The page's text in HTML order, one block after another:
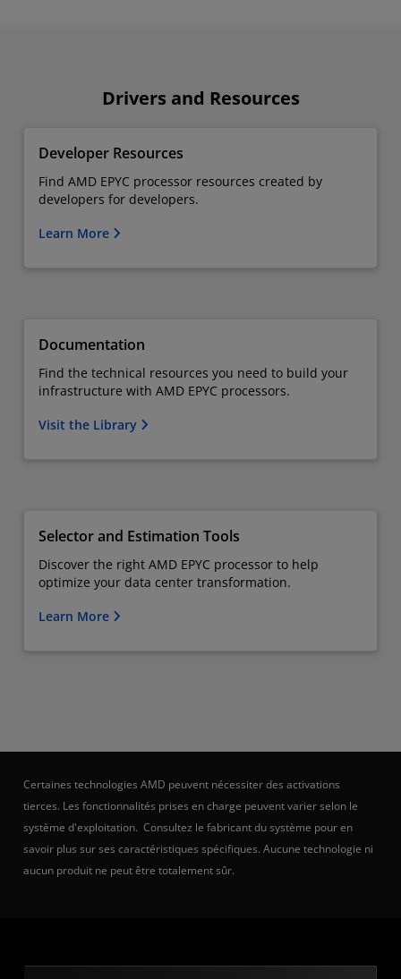
Drivers and Resources
Developer Resources
Find AMD EPYC processor resources created by
developers for developers.
Learn More
Documentation
Find the technical resources you need to build your
infrastructure with AMD EPYC processors.
Visit the Library
Selector and Estimation Tools
Discover the right AMD EPYC processor to help
optimize your data center transformation.
Learn More
Certaines technologies AMD peuvent nécessiter des activations
tierces. Les fonctionnalités prises en charge peuvent varier selon le
système d'exploitation. Consultez le fabricant du système pour en
savoir plus sur ses caractéristiques spécifiques. Aucune technologie ni
aucun produit ne peut être totalement sûr.